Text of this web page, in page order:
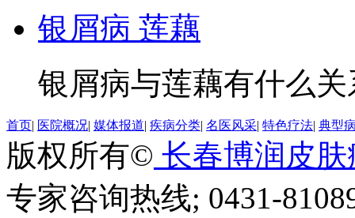
银屑病 莲藕
银屑病与莲藕有什么
首页| 医院概况| 媒体报道| 疾病分类| 名医风采| 特色疗法| 典型
版权所有© 长春博润皮
专家咨询热线; 0431-